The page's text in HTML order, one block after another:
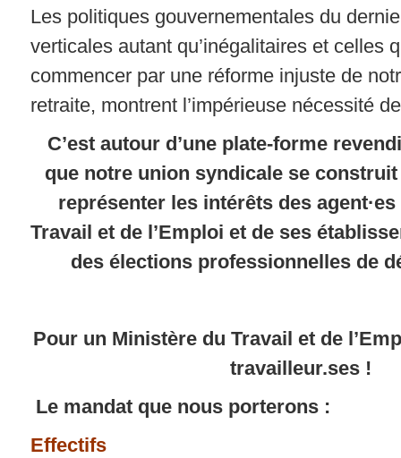
Les politiques gouvernementales du
verticales autant qu’inégalitaires et celles
commencer par une réforme injuste de
retraite, montrent l’impérieuse nécessité
C’est autour d’une plate-forme
que notre union syndicale se
représenter les intérêts des
Travail et de l’Emploi et de ses
des élections professionnelles de
Pour un Ministère du Travail et de
travailleur.ses !
Le mandat que nous porterons :
Effectifs